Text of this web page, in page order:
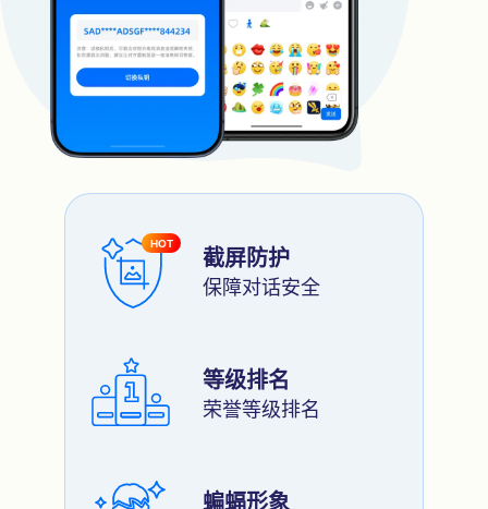
HOT
截屏防护
保障对话安全
等级排名
荣誉等级排名
蝙蝠形象